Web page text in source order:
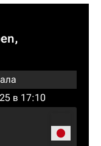
в 17:10